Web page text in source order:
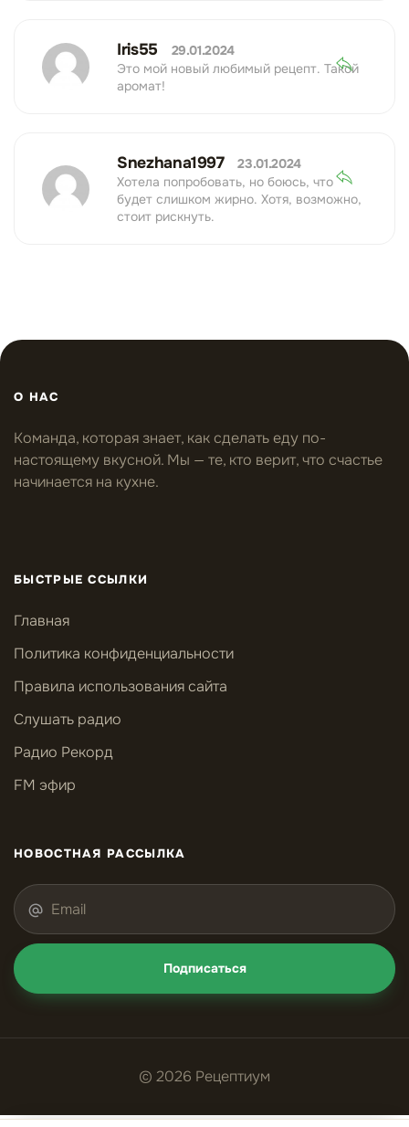
Iris55
29.01.2024
Это мой новый любимый рецепт. Такой
аромат!
Snezhana1997
23.01.2024
Хотела попробовать, но боюсь, что
будет слишком жирно. Хотя, возможно,
стоит рискнуть.
О НАС
Команда, которая знает, как сделать еду по-
настоящему вкусной. Мы — те, кто верит, что счастье
начинается на кухне.
БЫСТРЫЕ ССЫЛКИ
Главная
Политика конфиденциальности
Правила использования сайта
Слушать радио
Радио Рекорд
FM эфир
НОВОСТНАЯ РАССЫЛКА
Подписаться
© 2026 Рецептиум